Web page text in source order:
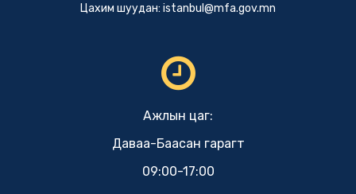
Цахим шуудан: istanbul@mfa.gov.mn
Ажлын цаг:
Даваа-Баасан гарагт
09:00-17:00